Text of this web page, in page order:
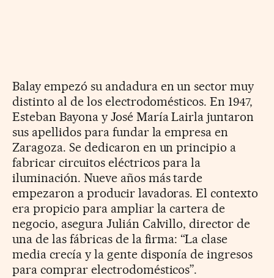
Balay empezó su andadura en un sector muy
distinto al de los electrodomésticos. En 1947,
Esteban Bayona y José María Lairla juntaron
sus apellidos para fundar la empresa en
Zaragoza. Se dedicaron en un principio a
fabricar circuitos eléctricos para la
iluminación. Nueve años más tarde
empezaron a producir lavadoras. El contexto
era propicio para ampliar la cartera de
negocio, asegura Julián Calvillo, director de
una de las fábricas de la firma: “La clase
media crecía y la gente disponía de ingresos
para comprar electrodomésticos”.